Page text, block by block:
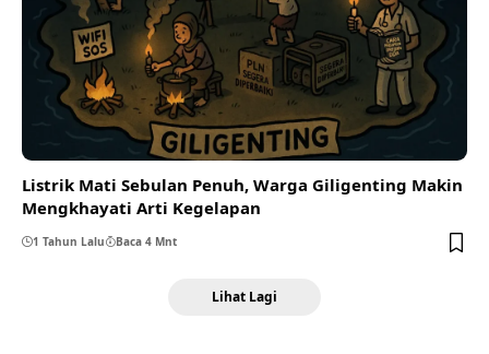
Listrik Mati Sebulan Penuh, Warga Giligenting Makin
Mengkhayati Arti Kegelapan
1 Tahun Lalu Baca 4 Mnt
Lihat Lagi